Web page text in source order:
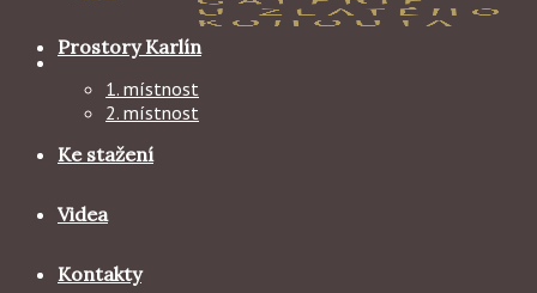
Prostory Karlín
1. místnost
2. místnost
Ke stažení
Videa
Kontakty